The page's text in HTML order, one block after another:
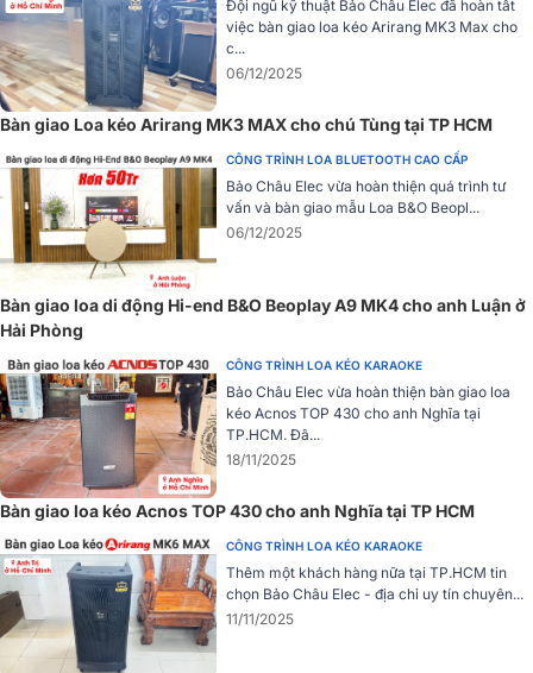
Đặc biệt, Loa Sumico DSP2150 có thiết kế đa chức năng kết hợp
giữa phong cách cổ điển và hiện đại. Sản phẩm không chỉ là một
thiết bị âm thanh cao cấp, mà còn có thể sử dụng làm vật trang trí
trong không gian phòng. Ngoài ra, với thiết kế 4 bánh xe di chuyển
linh hoạt, Sumico DSP2150 còn là lựa chọn lý tưởng cho các bữa
tiệc và sự kiện.
Phần loa cột của Sumico DSP2150 được chia làm 2 thanh nhỏ gọn,
tiện lợi để di chuyển bằng tay. Cấu tạo của thanh loa được làm bằng
Đội ngũ kỹ thuật Bảo Châu Elec đã hoàn tất
việc bàn giao loa kéo Arirang MK3 Max cho
c...
06/12/2025
Bàn giao Loa kéo Arirang MK3 MAX cho chú Tùng tại TP HCM
CÔNG TRÌNH LOA BLUETOOTH CAO CẤP
Bảo Châu Elec vừa hoàn thiện quá trình tư
vấn và bàn giao mẫu Loa B&O Beopl...
06/12/2025
Bàn giao loa di động Hi-end B&O Beoplay A9 MK4 cho anh Luận ở
Hải Phòng
CÔNG TRÌNH LOA KÉO KARAOKE
Bảo Châu Elec vừa hoàn thiện bàn giao loa
kéo Acnos TOP 430 cho anh Nghĩa tại
TP.HCM. Đâ...
18/11/2025
Bàn giao loa kéo Acnos TOP 430 cho anh Nghĩa tại TP HCM
CÔNG TRÌNH LOA KÉO KARAOKE
Thêm một khách hàng nữa tại TP.HCM tin
chọn Bảo Châu Elec - địa chỉ uy tín chuyên...
11/11/2025